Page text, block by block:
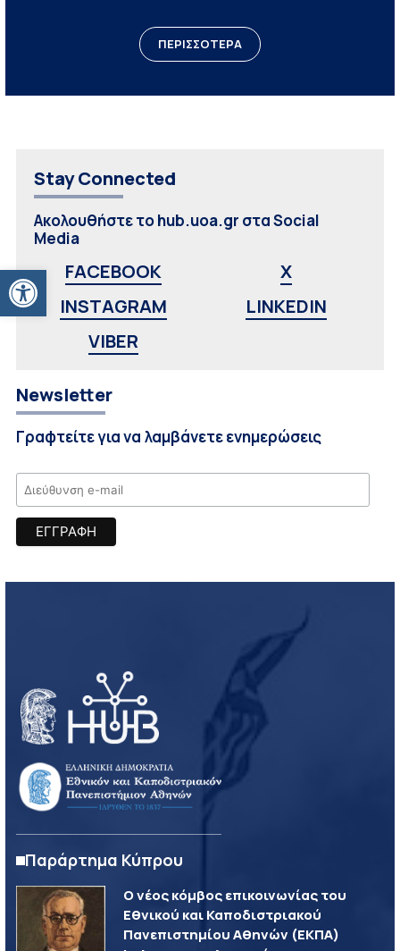
Ανοίξτε τη γραμμή εργαλείων
ΠΕΡΙΣΣΟΤΕΡΑ
Stay Connected
Ακολουθήστε το hub.uoa.gr στα Social
Media
FACEBOOK
X
INSTAGRAM
LINKEDIN
VIBER
Newsletter
Γραφτείτε για να λαμβάνετε ενημερώσεις
Παράρτημα Κύπρου
Ο νέος κόμβος επικοινωνίας του
Εθνικού και Καποδιστριακού
Πανεπιστημίου Αθηνών (ΕΚΠΑ)